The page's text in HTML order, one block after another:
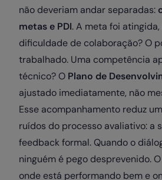
não deveriam andar separadas:
metas e PDI. A meta foi
dificuldade de colaboração? O
trabalhado. Uma competência
técnico? O Plano de
ajustado imediatamente, não
Esse acompanhamento reduz
ruídos do processo avaliativo: a
feedback formal. Quando o
ninguém é pego desprevenido.
onde está performando bem e